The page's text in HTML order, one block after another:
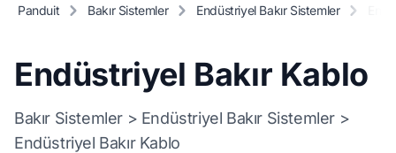
Panduit Bakır Sistemler Endüstriyel Bakır Sistemler
Endüstriyel Bakır Kablo
Bakır Sistemler > Endüstriyel Bakır Sistemler >
Endüstriyel Bakır Kablo